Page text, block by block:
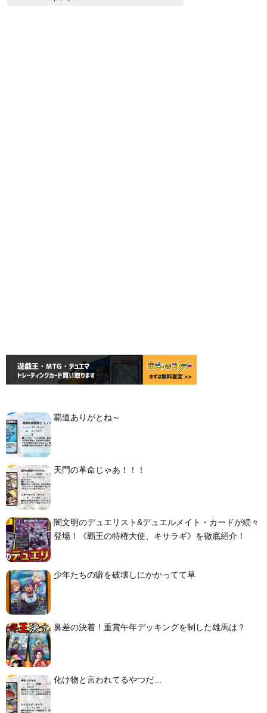
覇道ありがとね～
天門の革命じゃあ！！！
闇文明のデュエリスト&デュエルメイト・カードが続々
登場！《覇王の特権大使、キサラギ》を徹底紹介！
少年たちの癖を破壊しにかかってて草
鼻差の決着！重賞午年デッキングを制した雄馬は？
化け物と言われてるやつだ…